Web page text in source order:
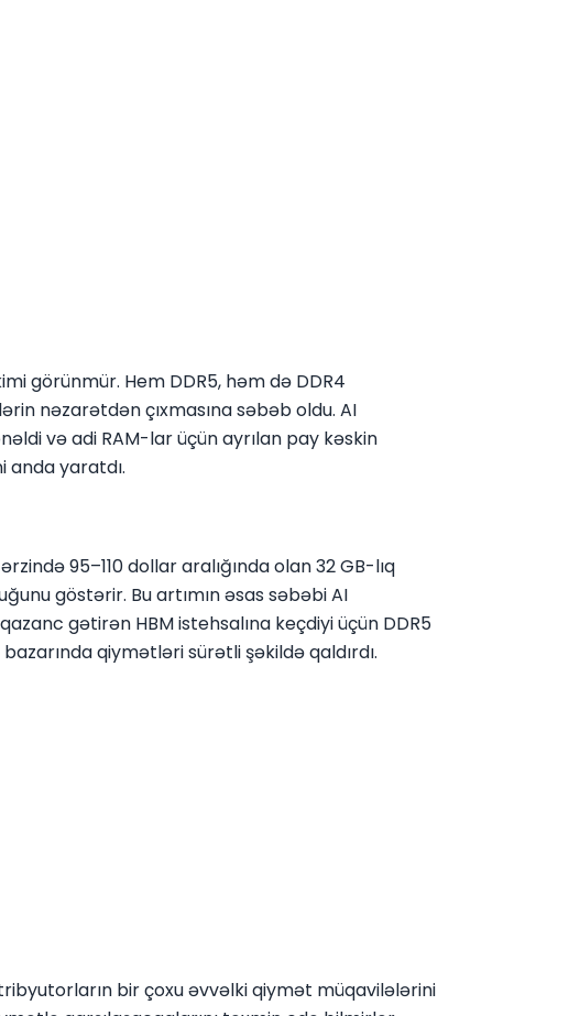
görünmür. Hem DDR5, həm də DDR4
nəzarətdən çıxmasına səbəb oldu. AI
və adi RAM-lar üçün ayrılan pay kəskin
anda yaratdı.
95–110 dollar aralığında olan 32 GB-lıq
göstərir. Bu artımın əsas səbəbi AI
gətirən HBM istehsalına keçdiyi üçün DDR5
qiymətləri sürətli şəkildə qaldırdı.
bir çoxu əvvəlki qiymət müqavilələrini